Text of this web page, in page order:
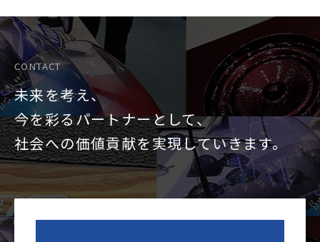
CONTACT
未来を考え、
今を彩るパートナーとして、
社会への価値貢献を実現していきます。